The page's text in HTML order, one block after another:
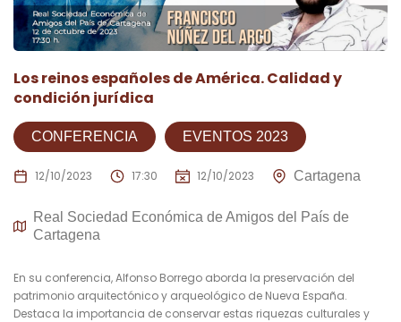
Los reinos españoles de América. Calidad y
condición jurídica
CONFERENCIA EVENTOS 2023
12/10/2023 17:30 12/10/2023 Cartagena
Real Sociedad Económica de Amigos del País de
Cartagena
En su conferencia, Alfonso Borrego aborda la preservación del
patrimonio arquitectónico y arqueológico de Nueva España.
Destaca la importancia de conservar estas riquezas culturales y